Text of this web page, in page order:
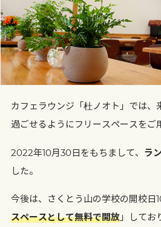
カフェラウンジ「杜ノオト」では、
過ごせるようにフリースペースをご
2022年10月30日をもちまして、 ラ
した。
今後は、さくとう山の学校の開校日
スペースとして無料で開放」してお